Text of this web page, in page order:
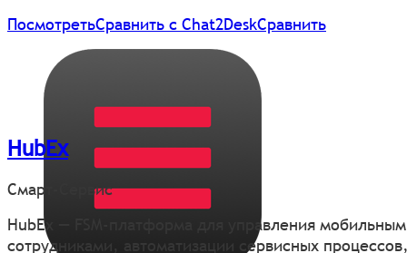
ПосмотретьСравнить с Chat2DeskСравнить
HubEx
Смарт-Сервис
HubEx — FSM-платформа для управления
сотрудниками, автоматизации сервисных